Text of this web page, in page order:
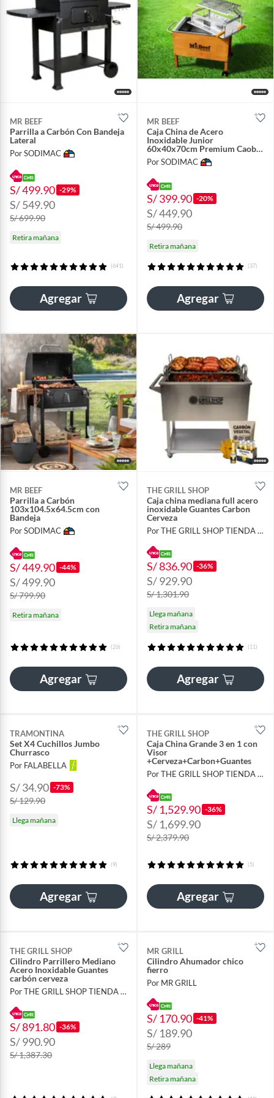
MR BEEF
Parrilla a Carbón Con Bandeja
Lateral
Por SODIMAC
S/ 499.90 -29%
S/ 549.90
S/ 699.90
Retira mañana
(641)
Agregar
MR BEEF
Caja China de Acero
Inoxidable Junior
60x40x70cm Premium Caoba
+ Parrilla de Levante
Por SODIMAC
S/ 399.90 -20%
S/ 449.90
S/ 499.90
Retira mañana
(37)
Agregar
MR BEEF
Parrilla a Carbón
103x104.5x64.5cm con
Bandeja
Por SODIMAC
S/ 449.90 -44%
S/ 499.90
S/ 799.90
Retira mañana
(26)
Agregar
THE GRILL SHOP
Caja china mediana full acero
inoxidable Guantes Carbon
Cerveza
Por THE GRILL SHOP TIENDA OFICIAL
S/ 836.90 -36%
S/ 929.90
S/ 1,301.90
Llega mañana
Retira mañana
(11)
Agregar
TRAMONTINA
Set X4 Cuchillos Jumbo
Churrasco
Por FALABELLA
S/ 34.90 -73%
S/ 129.90
Llega mañana
(9)
Agregar
THE GRILL SHOP
Caja China Grande 3 en 1 con
Visor
+Cerveza+Carbon+Guantes
Por THE GRILL SHOP TIENDA OFICIAL
S/ 1,529.90 -36%
S/ 1,699.90
S/ 2,379.90
(5)
Agregar
THE GRILL SHOP
Cilindro Parrillero Mediano
Acero Inoxidable Guantes
carbón cerveza
Por THE GRILL SHOP TIENDA OFICIAL
S/ 891.80 -36%
S/ 990.90
S/ 1,387.30
MR GRILL
Cilindro Ahumador chico
fierro
Por MR GRILL
S/ 170.90 -41%
S/ 189.90
S/ 289
Llega mañana
Retira mañana